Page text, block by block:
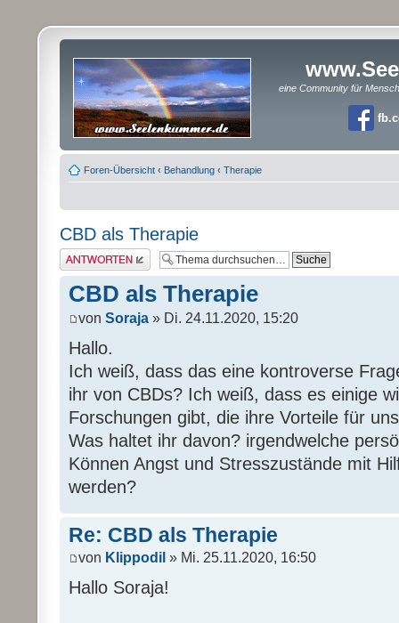
eine Community für
Foren-Übersicht ‹ Behandlung ‹ Therapie
CBD als Therapie
Antwort erstellen
CBD als Therapie
von Soraja » Di. 24.11.2020, 15:20
Hallo.
Ich weiß, dass das eine kontroverse
ihr von CBDs? Ich weiß, dass es einige
Forschungen gibt, die ihre Vorteile für
Was haltet ihr davon? irgendwelche
Können Angst und Stresszustände mit
werden?
Re: CBD als Therapie
von Klippodil » Mi. 25.11.2020, 16:50
Hallo Soraja!